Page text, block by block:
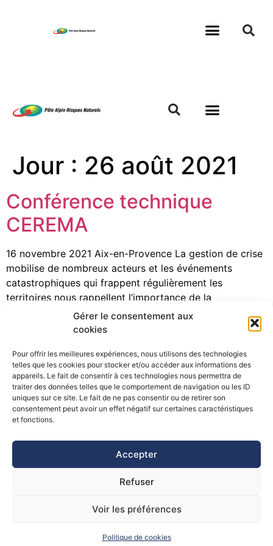
Gérer le consentement aux
cookies
Pour offrir les meilleures expériences, nous utilisons des technologies
telles que les cookies pour stocker et/ou accéder aux informations des
appareils. Le fait de consentir à ces technologies nous permettra de
traiter des données telles que le comportement de navigation ou les ID
uniques sur ce site. Le fait de ne pas consentir ou de retirer son
consentement peut avoir un effet négatif sur certaines caractéristiques
et fonctions.
Accepter
Refuser
Voir les préférences
Politique de cookies
Jour : 26 août 2021
Conférence technique
CEREMA
16 novembre 2021 Aix-en-Provence La gestion de crise
mobilise de nombreux acteurs et les événements
catastrophiques qui frappent régulièrement les
territoires nous rappellent l’importance de la
préparation, de la planification et de la capitalisation.
Chaque acteur, décisionnel, opérationnel, devient ainsi à
après, quand l’épisode naturel est […]
©Pôle Alpin d’études et de recherche pour la prévention des
Mentions Légales Politique de Cookies